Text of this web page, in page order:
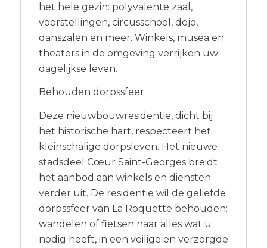
het hele gezin: polyvalente zaal,
voorstellingen, circusschool, dojo,
danszalen en meer. Winkels, musea en
theaters in de omgeving verrijken uw
dagelijkse leven.
Behouden dorpssfeer
Deze nieuwbouwresidentie, dicht bij
het historische hart, respecteert het
kleinschalige dorpsleven. Het nieuwe
stadsdeel Cœur Saint-Georges breidt
het aanbod aan winkels en diensten
verder uit. De residentie wil de geliefde
dorpssfeer van La Roquette behouden:
wandelen of fietsen naar alles wat u
nodig heeft, in een veilige en verzorgde